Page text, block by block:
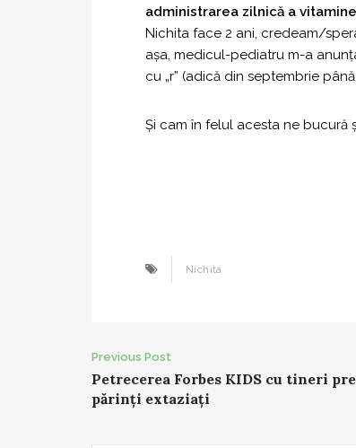
administrarea zilnică a
Nichita face 2 ani, credeam/
aşa, medicul-pediatru m-a
cu „r” (adică din septembrie
Şi cam în felul acesta ne bucură
Nichita
Post
navigation
Previous Post
Petrecerea Forbes KIDS cu tineri
părinți extaziați